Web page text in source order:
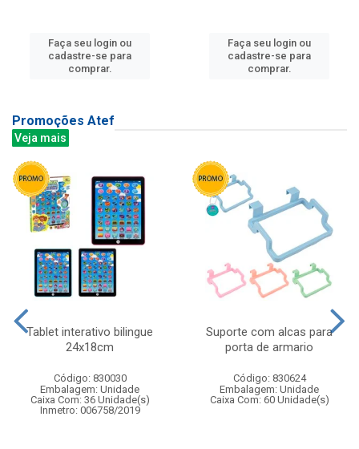
Faça seu login ou
cadastre-se para
comprar.
Faça seu login ou
cadastre-se para
comprar.
Promoções Atef
Veja mais
Tablet interativo bilingue
24x18cm
Código: 830030
Embalagem: Unidade
Caixa Com: 36 Unidade(s)
Inmetro: 006758/2019
Suporte com alcas para
porta de armario
Código: 830624
Embalagem: Unidade
Caixa Com: 60 Unidade(s)